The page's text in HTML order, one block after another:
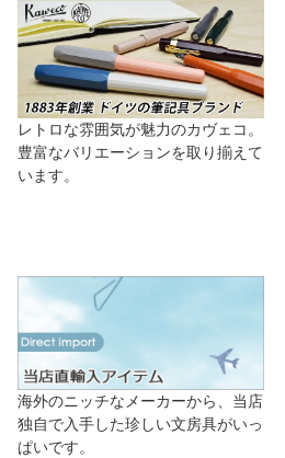
レトロな雰囲気が魅力のカヴェコ。
豊富なバリエーションを取り揃えて
います。
海外のニッチなメーカーから、当店
独自で入手した珍しい文房具がいっ
ぱいです。